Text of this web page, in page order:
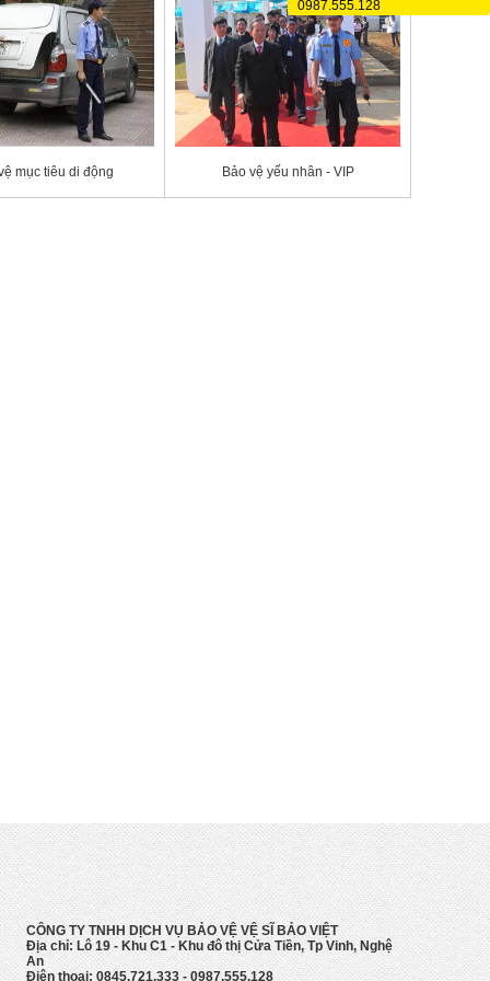
mục tiêu di động Bảo vệ yếu nhân - VIP
CÔNG TY TNHH DỊCH VỤ BẢO VỆ VỆ SĨ BẢO VIỆT
Địa chỉ: Lô 19 - Khu C1 - Khu đô thị Cửa Tiền, Tp Vinh, Nghệ
An
Điện thoại: 0845.721.333 - 0987.555.128
0987.555.128